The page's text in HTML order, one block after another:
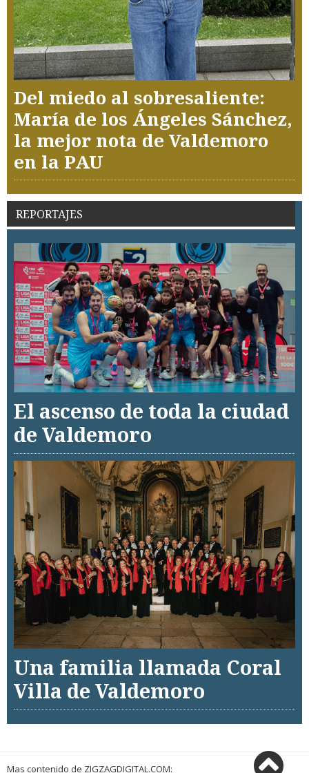
Del miedo al sobresaliente:
María de los Ángeles Sánchez,
la mejor nota de Valdemoro
en la PAU
REPORTAJES
El ascenso de toda la ciudad
de Valdemoro
Una familia llamada Coral
Villa de Valdemoro
Mas contenido de ZIGZAGDIGITAL.COM: